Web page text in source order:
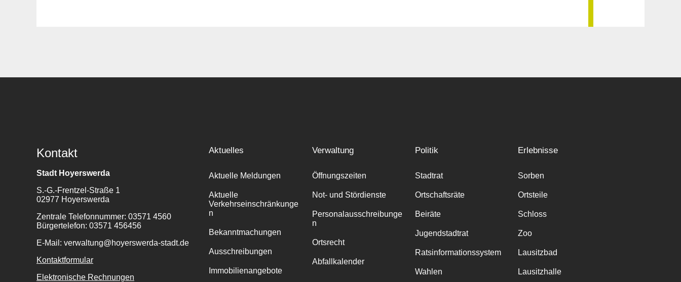
Kontakt
Stadt Hoyerswerda
S.-G.-Frentzel-Straße 1
02977 Hoyerswerda
Zentrale Telefonnummer: 03571 4560
Bürgertelefon: 03571 456456
E-Mail: verwaltung@hoyerswerda-stadt.de
Kontaktformular
Elektronische Rechnungen
Aktuelles
Aktuelle Meldungen
Aktuelle
Verkehrseinschränkunge
n
Bekanntmachungen
Ausschreibungen
Immobilienangebote
Verwaltung
Öffnungszeiten
Not- und Stördienste
Personalausschreibunge
n
Ortsrecht
Abfallkalender
Politik
Stadtrat
Ortschaftsräte
Beiräte
Jugendstadtrat
Ratsinformationssystem
Wahlen
Erlebnisse
Sorben
Ortsteile
Schloss
Zoo
Lausitzbad
Lausitzhalle